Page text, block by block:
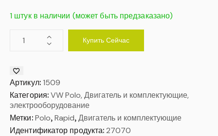
1 штук в наличии (может быть предзаказано)
Купить Сейчас
Артикул: 1509
Категория:VW Polo, Двигатель и комплектующие,
электрооборудование
Метки: Polo, Rapid,Двигатель и комплектующие
Идентификатор продукта:27070